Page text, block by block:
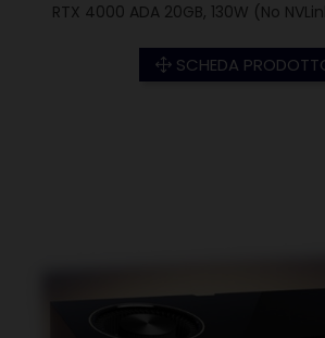
RTX 4000 ADA 20GB, 130W (No
SCHEDA